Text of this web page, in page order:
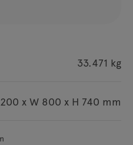
33.471 kg
x W 800 x H 740 mm